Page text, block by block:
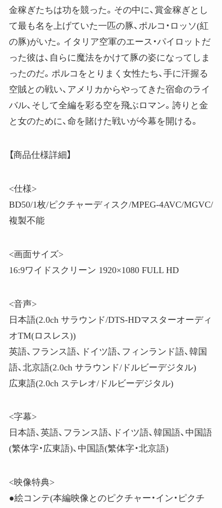
金稼ぎたちは功を競った。その中に、賞金稼ぎとし
て最も名を上げていた一匹の豚、ポルコ・ロッソ(紅
の豚)がいた。イタリア空軍のエース・パイロットだ
った彼は、自らに魔法をかけて豚の姿になってしま
ったのだ。ポルコをとりまく女性たち、手に汗握る
空賊との戦い、アメリカからやってきた宿命のライ
バル、そして全編を彩る空を飛ぶロマン。誇りと金
と女のために、命を賭けた戦いが今幕を開ける。
【商品仕様詳細】
<仕様>
BD50/1枚/ピクチャーディスク/MPEG-4AVC/MGVC/
複製不能
<画面サイズ>
16:9ワイドスクリーン 1920×1080 FULL HD
<音声>
日本語(2.0ch サラウンド/DTS-HDマスターオーディ
オTM(ロスレス))
英語、フランス語、ドイツ語、フィンランド語、韓国
語、北京語(2.0ch サラウンド/ドルビーデジタル)
広東語(2.0ch ステレオ/ドルビーデジタル)
<字幕>
日本語、英語、フランス語、ドイツ語、韓国語、中国語
(繁体字・広東語)、中国語(繁体字・北京語)
<映像特典>
●絵コンテ(本編映像とのピクチャー・イン・ピクチ